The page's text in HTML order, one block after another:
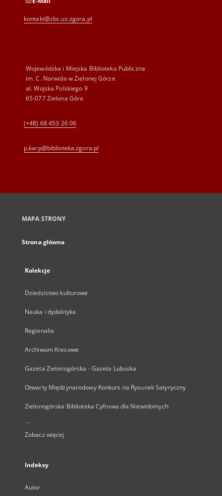
kontakt@zbc.uz.zgora.pl
Wojewódzka i Miejska Biblioteka Publiczna
im. C. Norwida w Zielonej Górze
al. Wojska Polskiego 9
65-077 Zielona Góra
(+48) 68 453 26 06
p.karp@biblioteka.zgora.pl
MAPA STRONY
Strona główna
Kolekcje
Dziedzictwo kulturowe
Nauka i dydaktyka
Regionalia
Archiwum Kresowe
Gazeta Zielonogórska - Gazeta Lubuska
Otwarty Międzynarodowy Konkurs na Rysunek Satyryczny
Zielonogórska Biblioteka Cyfrowa dla Niewidomych
...
Zobacz więcej
Indeksy
Autor